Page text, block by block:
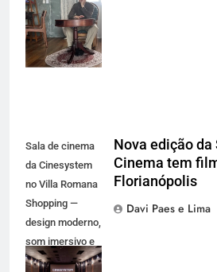
turnê K-Drama
Concert (Foto:
Divulgação)
Sala de cinema
da Cinesystem
no Villa Romana
Shopping —
design moderno,
som imersivo e
conforto para
Nova edição da
Cinema tem
Florianópolis
Davi Paes e Lima